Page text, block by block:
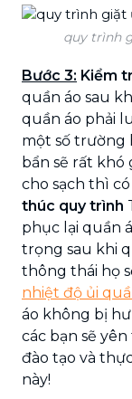
quy trình
Bước 3: Kiểm
quần áo sau
quần áo phải
một số trường
bẩn sẽ rất khó
cho sạch thì
thúc quy trình
phục lại quần
trọng sau khi
thông thái họ
nhiệt độ ủi
áo không bị hư
các bạn sẽ
đào tạo và
này!